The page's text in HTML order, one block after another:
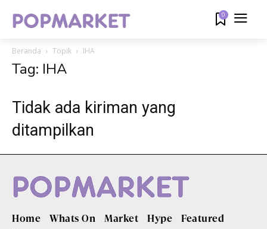
0
Beranda Topik IHA
Tag: IHA
Tidak ada kiriman yang
ditampilkan
Home Whats On Market Hype
Featured